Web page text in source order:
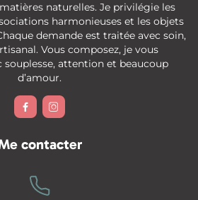
naturelles. Je privilégie les
harmonieuses et les objets
demande est traitée avec soin,
Vous composez, je vous
souplesse, attention et beaucoup
d’amour.
 
contacter